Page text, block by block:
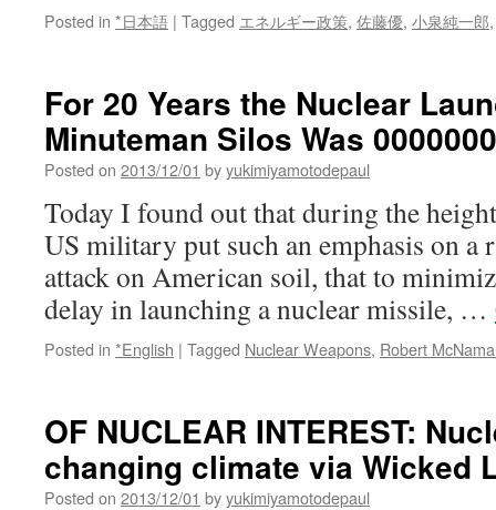
Posted in *日本語 | Tagged エネルギー政策, 佐藤優, 小泉純一郎
For 20 Years the Nuclear
Minuteman Silos Was
Posted on 2013/12/01 byyukimiyamotodepaul
Today I found out that during the
US military put such an emphasis on a
attack on American soil, that to
delay in launching a nuclear missile, …
Posted in *English | Tagged Nuclear Weapons, Robert
OF NUCLEAR INTEREST:
changing climate via Wicked
Posted on 2013/12/01 byyukimiyamotodepaul